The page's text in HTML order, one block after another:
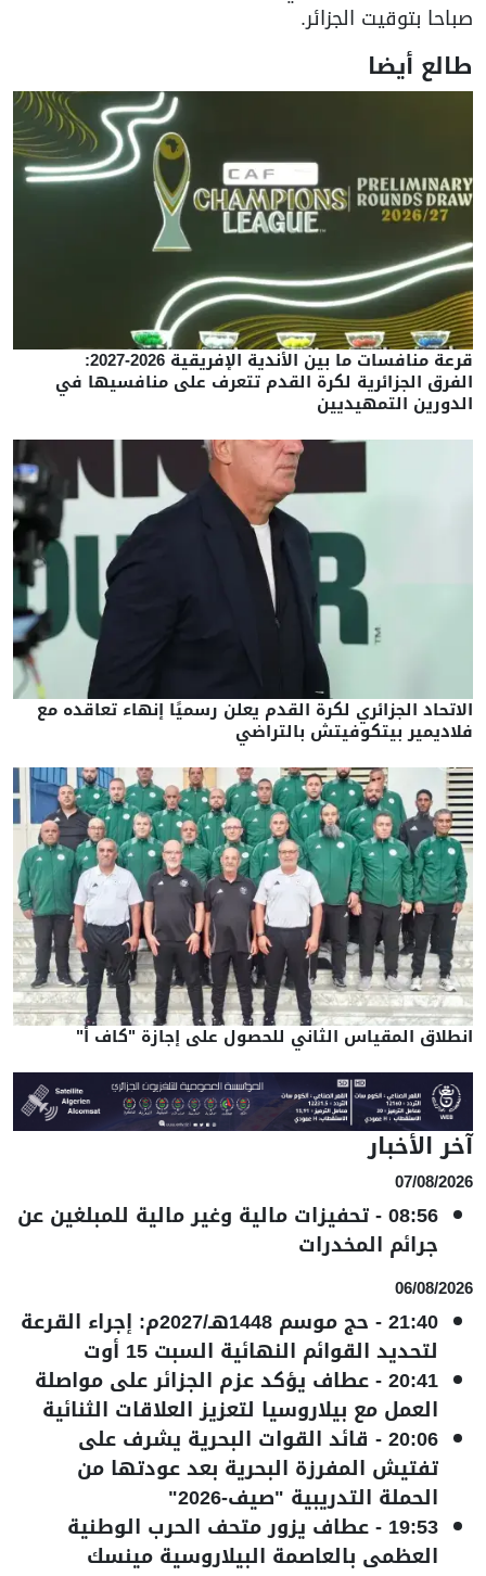
صباحا بتوقيت الجزائر.
طالع أيضا
قرعة منافسات ما بين الأندية الإفريقية 2026-2027:
الفرق الجزائرية لكرة القدم تتعرف على منافسيها في
الدورين التمهيديين
الاتحاد الجزائري لكرة القدم يعلن رسميًا إنهاء تعاقده مع
فلاديمير بيتكوفيتش بالتراضي
انطلاق المقياس الثاني للحصول على إجازة "كاف أ"
آخر الأخبار
07/08/2026
08:56
-تحفيزات مالية وغير مالية للمبلغين عن
جرائم المخدرات
06/08/2026
21:40
- حج موسم 1448هـ/2027م: إجراء القرعة
لتحديد القوائم النهائية السبت 15 أوت
20:41
-عطاف يؤكد عزم الجزائر على مواصلة
العمل مع بيلاروسيا لتعزيز العلاقات الثنائية
20:06
- قائد القوات البحرية يشرف على
تفتيش المفرزة البحرية بعد عودتها من
الحملة التدريبية "صيف-2026"
19:53
-عطاف يزور متحف الحرب الوطنية
العظمى بالعاصمة البيلاروسية مينسك